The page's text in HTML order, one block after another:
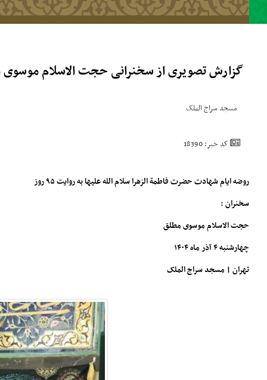
گزارش تصویری از سخنرانی حجت الاسلام موسوی مطلق در
مسجد سراج الملک
کد خبر: 18390
روضه ایام شهادت حضرت فاطمة الزهرا سلام الله علیها به روایت ۹۵ روز
سخنران :
حجت الاسلام موسوی مطلق
چهارشنبه ۴ آذر ماه ۱۴۰۴
تهران | مسجد سراج الملک